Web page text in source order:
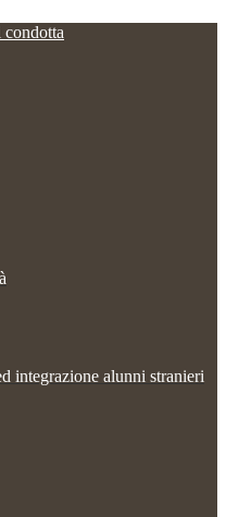
integrazione alunni stranieri